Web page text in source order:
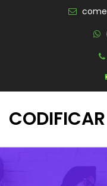
CODIFICAR